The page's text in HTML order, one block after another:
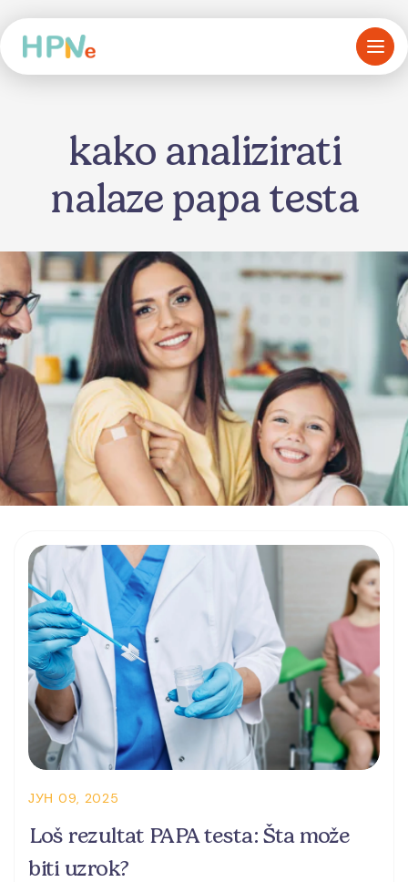
kako analizirati
nalaze papa testa
ЈУН 09, 2025
Loš rezultat PAPA testa: Šta može
biti uzrok?